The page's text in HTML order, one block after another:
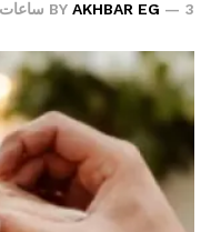
BY AKHBAR EG 3 ساعات AGO